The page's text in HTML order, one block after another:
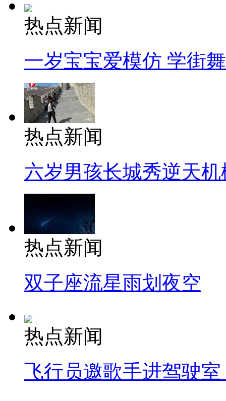
热点新闻
一岁宝宝爱模仿 学街
热点新闻
六岁男孩长城秀逆天机
热点新闻
双子座流星雨划夜空
热点新闻
飞行员邀歌手进驾驶